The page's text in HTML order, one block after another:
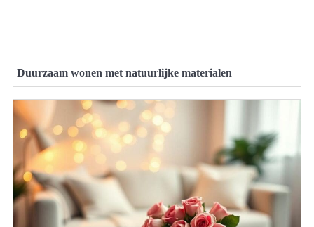
Duurzaam wonen met natuurlijke materialen